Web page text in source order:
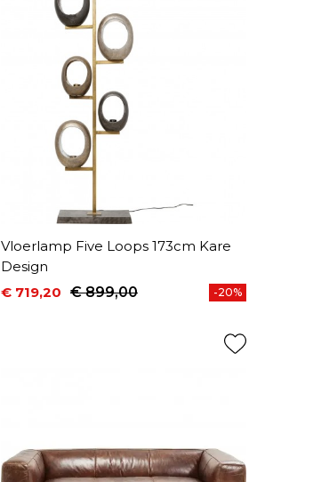
Vloerlamp Five Loops 173cm Kare
Design
Prijs
€ 719,20
Normale prijs€ 899,00 -20%